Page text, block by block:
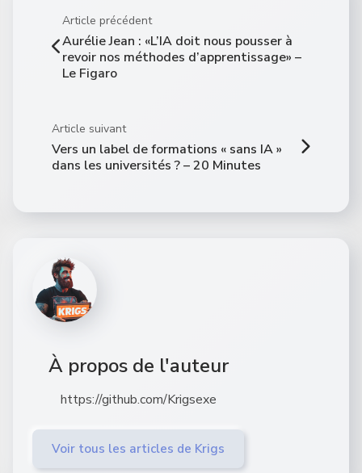
Article précédent
Aurélie Jean : «L’IA doit nous pousser à
revoir nos méthodes d’apprentissage» –
Le Figaro
Article suivant
Vers un label de formations « sans IA »
dans les universités ? – 20 Minutes
À propos de l'auteur
https://github.com/Krigsexe
Voir tous les articles de Krigs